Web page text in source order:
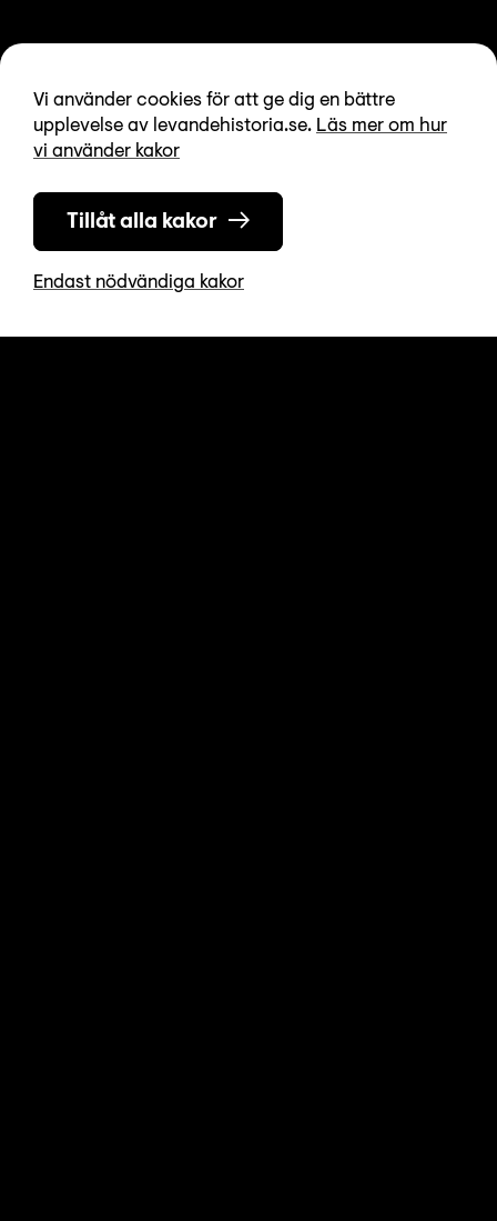
Vi använder cookies för att ge dig en bättre
upplevelse av levandehistoria.se. Läs mer om hur
vi använder kakor
Tillåt alla kakor
Endast nödvändiga kakor